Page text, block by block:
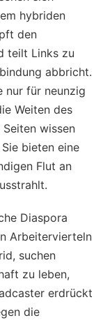
hybriden
den
teilt Links zu
abbricht.
nur für neunzig
Weiten des
wissen
bieten eine
Flut an
Diaspora
Arbeitervierteln
suchen
zu leben,
erdrückt
die